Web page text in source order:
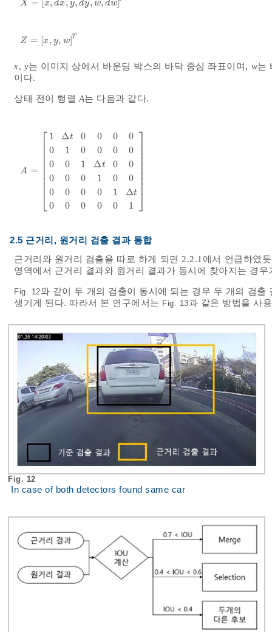
X x dx y dy w dw
X=x,dx,y,dy,w,dwT
Z = [x, y, w]T
Z =x,y, wT
x, y는 이미지 상에서 바운딩 박스의 바닥 중심 좌표이며, w는
이다.
상태 전이 행렬 A는 다음과 같다.
A =
⎡
⎣
⎢⎢⎢⎢⎢⎢⎢⎢⎢
1
0
0
0
0
0
Δt
1
0
0
0
0
0
0
1
0
0
0
0
0
Δt
1
0
0
0
0
0
0
1
0
0
0
0
0
Δt
1
⎤
⎦
⎥⎥⎥⎥⎥⎥⎥⎥⎥
A=1 ∆ 0 0 10 00 0 t0 0
2.5 근거리, 원거리 검출 결과 통합
근거리와 원거리 검출을 따로 하게 되면 2.2.1에서 언급하였
영역에서 근거리 결과와 원거리 결과가 동시에 찾아지는 경우
Fig. 12와 같이 두 개의 검출이 동시에 되는 경우 두 개의 검
생기게 된다. 따라서 본 연구에서는 Fig. 13과 같은 방법을 사
Fig. 12
In case of both detectors found same car